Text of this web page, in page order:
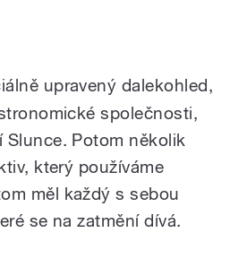
upravený dalekohled,
společnosti,
Potom několik
který používáme
měl každý s sebou
se na zatmění dívá.